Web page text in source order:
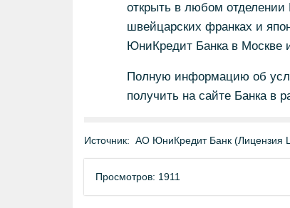
открыть в любом отделении
швейцарских франках и
ЮниКредит Банка в Москве
Полную информацию об
получить на сайте Банка в
Источник: АО ЮниКредит Банк
Просмотров: 1911